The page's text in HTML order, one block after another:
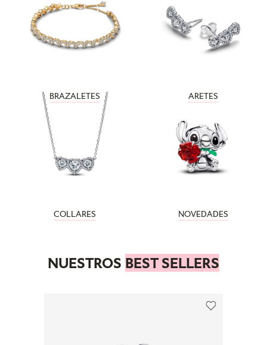
BRAZALETES ARETES
COLLARES NOVEDADES
NUESTROS BEST SELLERS